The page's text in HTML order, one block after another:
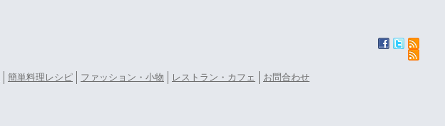
簡単料理レシピ ファッション・小物 レストラン・カフェ お問合わせ